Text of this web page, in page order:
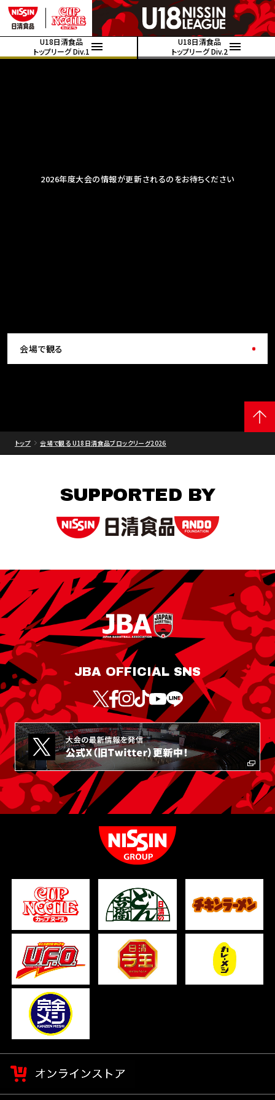
U18日清食品
トップリーグ Div.1
U18日清食品
トップリーグ Div.2
2026年度大会の情報が更新されるのをお待ちください
会場で観る
トップ 会場で観る U18日清食品ブロックリーグ2026
SUPPORTED BY
JBA OFFICIAL SNS